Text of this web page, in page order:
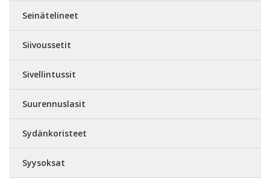
Seinätelineet
Siivoussetit
Sivellintussit
Suurennuslasit
Sydänkoristeet
Syysoksat